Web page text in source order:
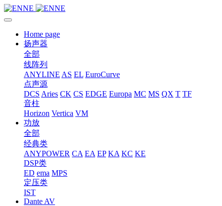
Home page
扬声器
全部
线阵列
ANYLINE AS EL EuroCurve
点声源
DCS Aries CK CS EDGE Europa MC MS QX T TF
音柱
Horizon Vertica VM
功放
全部
经典类
ANYPOWER CA EA EP KA KC KE
DSP类
ED ema MPS
定压类
IST
Dante AV